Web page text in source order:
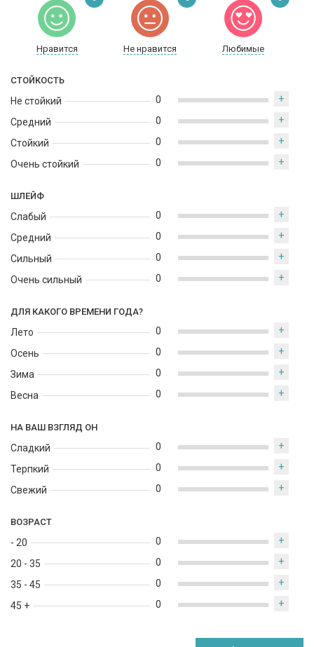
Нравится Не нравится Любимые
СТОЙКОСТЬ
Не стойкий
Средний
Стойкий
Очень стойкий
0 +
0 +
0 +
0 +
ШЛЕЙФ
Слабый
Средний
Сильный
Очень сильный
0 +
0 +
0 +
0 +
ДЛЯ КАКОГО ВРЕМЕНИ ГОДА?
Лето
Осень
Зима
Весна
0 +
0 +
0 +
0 +
НА ВАШ ВЗГЛЯД ОН
Сладкий
Терпкий
Свежий
0 +
0 +
0 +
ВОЗРАСТ
- 20
20 - 35
35 - 45
45 +
0 +
0 +
0 +
0 +